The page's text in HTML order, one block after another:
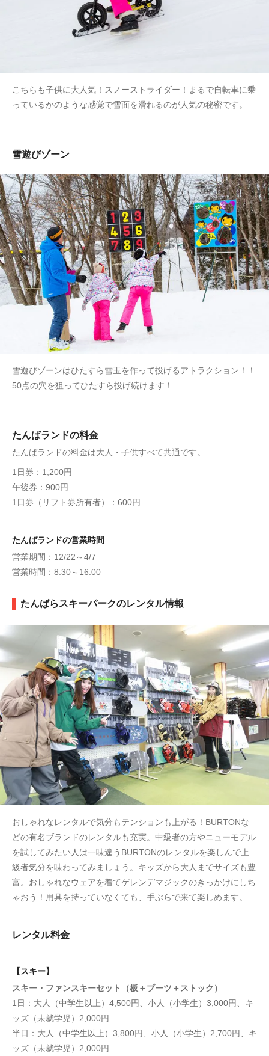
こちらも子供に大人気！スノーストライダー！まるで自転車に乗
っているかのような感覚で雪面を滑れるのが人気の秘密です。
雪遊びゾーン
雪遊びゾーンはひたすら雪玉を作って投げるアトラクション！！
50点の穴を狙ってひたすら投げ続けます！
たんばランドの料金
たんばランドの料金は大人・子供すべて共通です。
1日券：1,200円
午後券：900円
1日券（リフト券所有者）：600円
たんばランドの営業時間
営業期間：12/22～4/7
営業時間：8:30～16:00
たんばらスキーパークのレンタル情報
おしゃれなレンタルで気分もテンションも上がる！BURTONな
どの有名ブランドのレンタルも充実。中級者の方やニューモデル
を試してみたい人は一味違うBURTONのレンタルを楽しんで上
級者気分を味わってみましょう。キッズから大人までサイズも豊
富。おしゃれなウェアを着てゲレンデマジックのきっかけにしち
ゃおう！用具を持っていなくても、手ぶらで来て楽しめます。
レンタル料金
【スキー】
スキー・ファンスキーセット（板＋ブーツ＋ストック）
1日：大人（中学生以上）4,500円、小人（小学生）3,000円、キ
ッズ（未就学児）2,000円
半日：大人（中学生以上）3,800円、小人（小学生）2,700円、キ
ッズ（未就学児）2,000円